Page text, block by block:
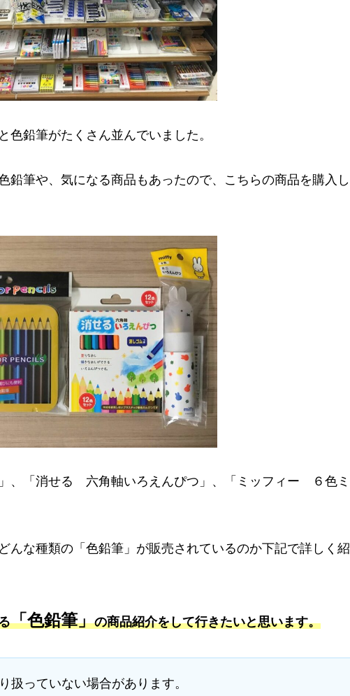
色鉛筆がたくさん並んでいました。
鉛筆や、気になる商品もあったので、こちらの商品を購入し
、「消せる 六角軸いろえんぴつ」、「ミッフィー ６色ミ
んな種類の「色鉛筆」が販売されているのか下記で詳しく紹
「色鉛筆」の商品紹介をして行きたいと思います。
扱っていない場合があります。